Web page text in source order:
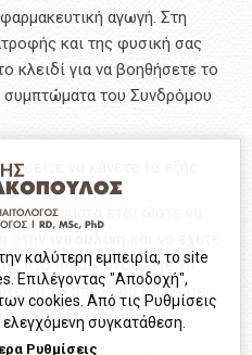
αγωγή. Στη
και της φυσική σας
κλειδί για να βοηθήσετε το
συμπτώματα του Συνδρόμου
να κάνετε τα εξής:
γεύματα έτσι ώστε να
στο αίμα. Συνδυάστε το
το οποίο θα βοηθήσει
από το σώμα σας.
καλύτερη εμπειρία, το site
Επιλέγοντας "Αποδοχή",
cookies. Από τις Ρυθμίσεις
συγκατάθεση.
Ρυθμίσεις